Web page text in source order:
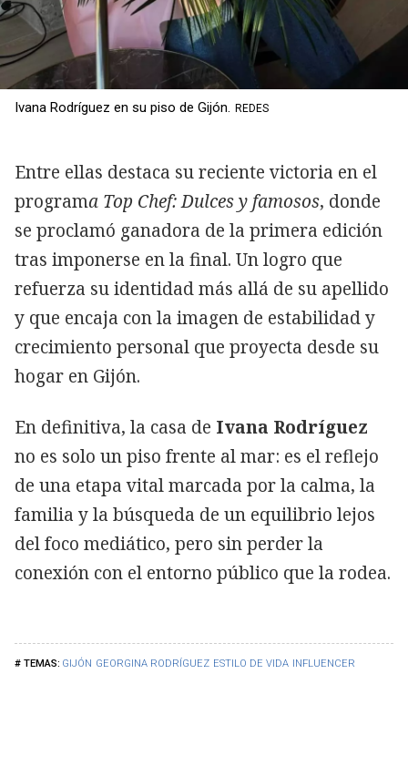
GIJÓN GEORGINA RODRÍGUEZ ESTILO DE VIDA INFLUENCER
Ivana Rodríguez en su piso de Gijón. REDES
Entre ellas destaca su reciente victoria en el
programa Top Chef: Dulces y famosos, donde
se proclamó ganadora de la primera edición
tras imponerse en la final. Un logro que
refuerza su identidad más allá de su apellido
y que encaja con la imagen de estabilidad y
crecimiento personal que proyecta desde su
hogar en Gijón.
En definitiva, la casa de Ivana Rodríguez
no es solo un piso frente al mar: es el reflejo
de una etapa vital marcada por la calma, la
familia y la búsqueda de un equilibrio lejos
del foco mediático, pero sin perder la
conexión con el entorno público que la rodea.